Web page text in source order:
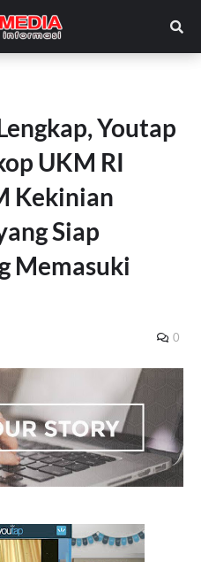
Youtap
UKM RI
Kekinian
Siap
Memasuki
0